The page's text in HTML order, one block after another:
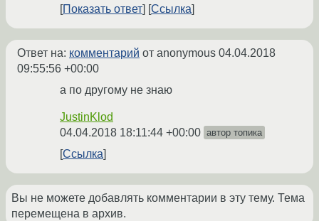
Показать ответ
Ссылка
Ответ на: комментарий от anonymous 04.04.2018
09:55:56 +00:00
а по другому не знаю
JustinKlod
04.04.2018 18:11:44 +00:00 автор топика
Ссылка
Вы не можете добавлять комментарии в эту тему. Тема
перемещена в архив.